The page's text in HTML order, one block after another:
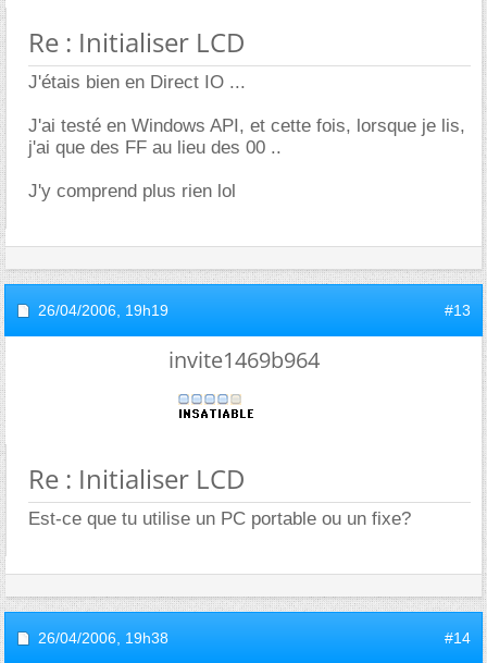
Re : Initialiser LCD
J'étais bien en Direct IO ...
J'ai testé en Windows API, et cette fois, lorsque je lis,
j'ai que des FF au lieu des 00 ..
J'y comprend plus rien lol
26/04/2006, 19h19 #13
invite1469b964
Re : Initialiser LCD
Est-ce que tu utilise un PC portable ou un fixe?
26/04/2006, 19h38 #14